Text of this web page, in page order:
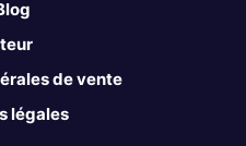
de vente
légales